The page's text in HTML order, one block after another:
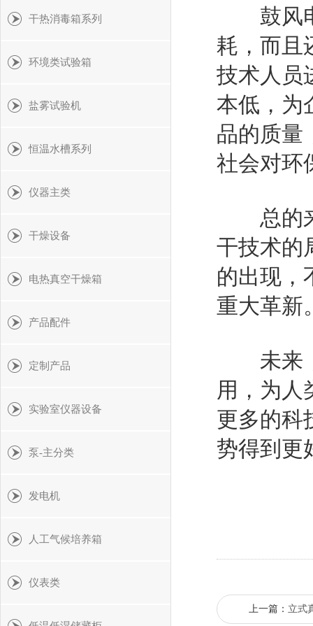
鼓风电
耗，而且
技术人员
本低，为
品的质量
社会对环
总的来
干技术的
的出现，
重大革新
未来
用，为人
更多的科
势得到更
上一篇： 立式
干热消毒箱系列
环境类试验箱
盐雾试验机
恒温水槽系列
仪器主类
干燥设备
电热真空干燥箱
产品配件
定制产品
实验室仪器设备
泵-主分类
发电机
人工气候培养箱
仪表类